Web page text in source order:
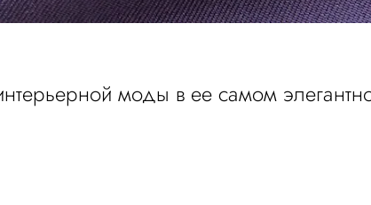
моды в ее самом